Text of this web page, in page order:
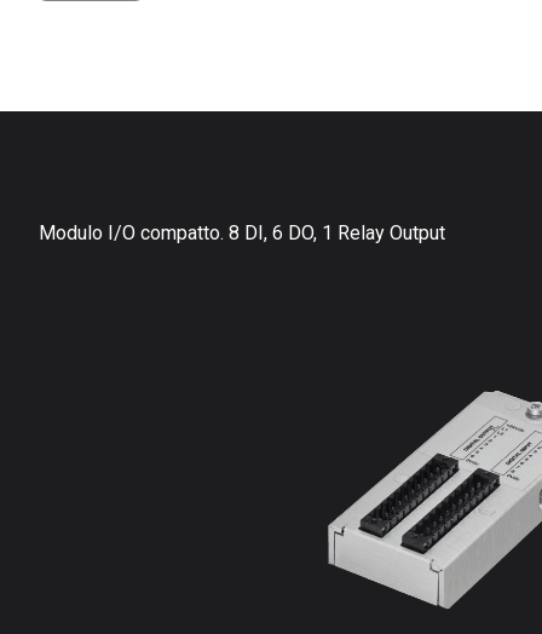
Modulo I/O compatto. 8 DI, 6 DO, 1 Relay Output